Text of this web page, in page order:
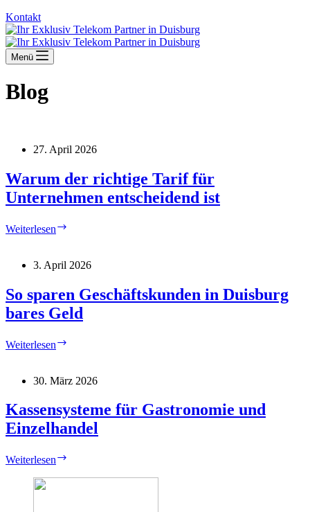
Kontakt
Menü
Blog
27. April 2026
Warum der richtige Tarif für
Unternehmen entscheidend ist
Weiterlesen
Tarif
Unternehmen
entscheidend
ist
3. April 2026
So sparen Geschäftskunden in Duisburg
bares Geld
Weiterlesen
in
bares
Geld
30. März 2026
Kassensysteme für Gastronomie und
Einzelhandel
Weiterlesen
Gastronomie